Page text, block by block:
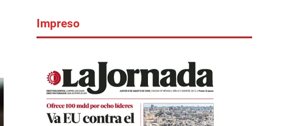
Impreso